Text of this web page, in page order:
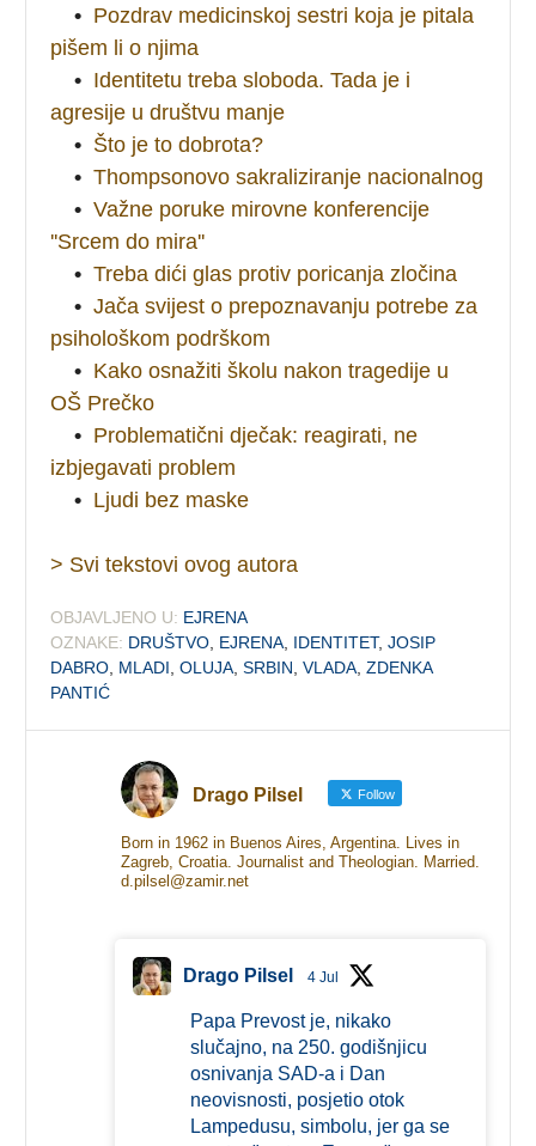
• Pozdrav medicinskoj sestri koja je pitala
pišem li o njima
• Identitetu treba sloboda. Tada je i
agresije u društvu manje
• Što je to dobrota?
• Thompsonovo sakraliziranje nacionalnog
• Važne poruke mirovne konferencije
''Srcem do mira''
• Treba dići glas protiv poricanja zločina
• Jača svijest o prepoznavanju potrebe za
psihološkom podrškom
• Kako osnažiti školu nakon tragedije u
OŠ Prečko
• Problematični dječak: reagirati, ne
izbjegavati problem
• Ljudi bez maske
> Svi tekstovi ovog autora
OBJAVLJENO U: EJRENA
OZNAKE: DRUŠTVO EJRENA IDENTITET,JOSIP
DABRO MLADI ,OLUJA ,SRBIN ,VLADA ,ZDENKA
PANTIĆ
Drago Pilsel Follow
Born in 1962 in Buenos Aires, Argentina. Lives in
Zagreb, Croatia. Journalist and Theologian. Married.
d.pilsel@zamir.net
Drago Pilsel 4 Jul
Papa Prevost je, nikako
slučajno, na 250. godišnjicu
osnivanja SAD-a i Dan
neovisnosti, posjetio otok
Lampedusu, simbolu, jer ga se